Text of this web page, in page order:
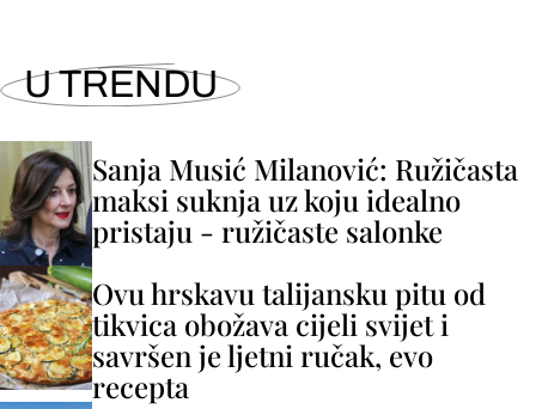
U TRENDU
Sanja Musić Milanović: Ružičasta
maksi suknja uz koju idealno
pristaju - ružičaste salonke
Ovu hrskavu talijansku pitu od
tikvica obožava cijeli svijet i
savršen je ljetni ručak, evo
recepta